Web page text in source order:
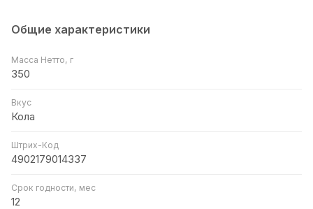
Общие характеристики
Масса Нетто, г
350
Вкус
Кола
Штрих-Код
4902179014337
Срок годности, мес
12